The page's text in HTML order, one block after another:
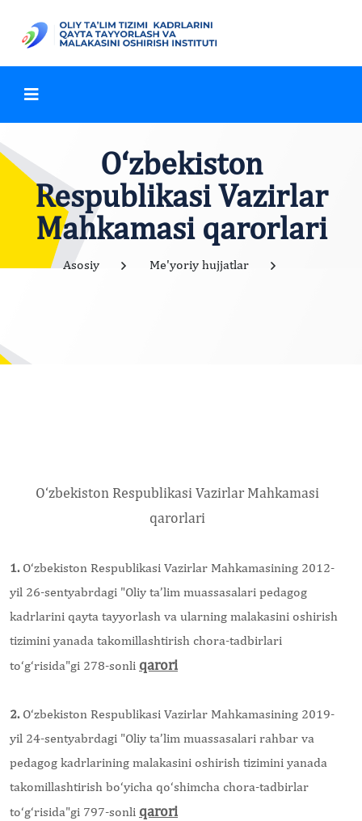
O‘zbekiston
Respublikasi Vazirlar
Mahkamasi qarorlari
Asosiy Me'yoriy hujjatlar
O‘zbekiston Respublikasi Vazirlar Mahkamasi
qarorlari
1. O‘zbekiston Respublikasi Vazirlar Mahkamasining 2012-
yil 26-sentyabrdagi "Oliy ta’lim muassasalari pedagog
kadrlarini qayta tayyorlash va ularning malakasini oshirish
tizimini yanada takomillashtirish chora-tadbirlari
to‘g‘risida"gi 278-sonli qarori
2. O‘zbekiston Respublikasi Vazirlar Mahkamasining 2019-
yil 24-sentyabrdagi "Oliy ta’lim muassasalari rahbar va
pedagog kadrlarining malakasini oshirish tizimini yanada
takomillashtirish bo‘yicha qo‘shimcha chora-tadbirlar
to‘g‘risida"gi 797-sonli qarori